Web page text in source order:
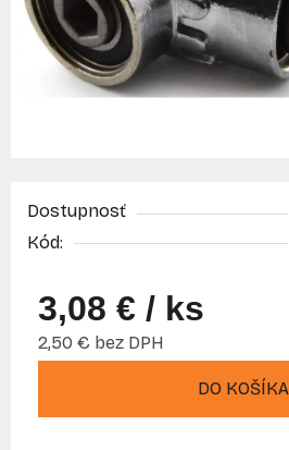
Dostupnosť
Kód:
3,08 € / ks
2,50 € bez DPH
DO KOŠÍKA